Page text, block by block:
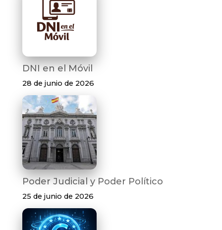
DNI en el Móvil
28 de junio de 2026
Poder Judicial y Poder Político
25 de junio de 2026